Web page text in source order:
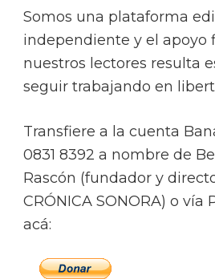
Somos una plataforma
independiente y el apoyo
nuestros lectores resulta
seguir trabajando en
Transfiere a la cuenta
0831 8392 a nombre de
Rascón (fundador y
CRÓNICA SONORA) o vía
acá: